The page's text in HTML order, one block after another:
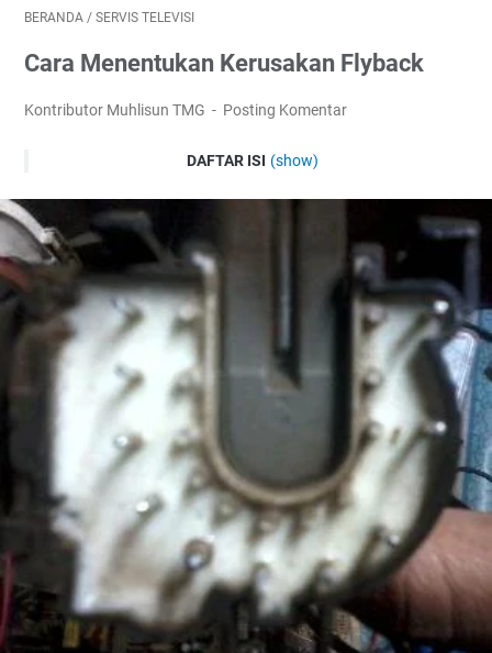
BERANDA / SERVIS TELEVISI
Cara Menentukan Kerusakan Flyback
Kontributor Muhlisun TMG Posting Komentar
DAFTAR ISI (show)